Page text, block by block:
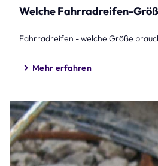
Welche Fahrradreifen-
Fahrradreifen - welche Größe
Mehr erfahren